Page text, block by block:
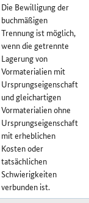
Die Bewilligung der
buchmäßigen
Trennung ist möglich,
wenn die getrennte
Lagerung von
Vormaterialien mit
Ursprungseigenschaft
und gleichartigen
Vormaterialien ohne
Ursprungseigenschaft
mit erheblichen
Kosten oder
tatsächlichen
Schwierigkeiten
verbunden ist.